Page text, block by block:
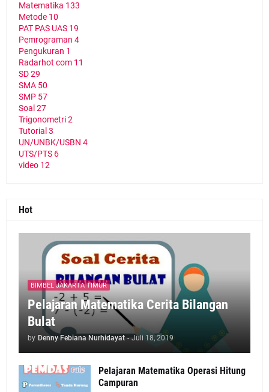
Matematika 133
Metode 10
PAT PAS UAS 19
Pemrograman 4
Pengukuran 1
Radarhot com 11
SD29
SMA 50
SMP 57
Soal 27
Trigonometri2
Tutorial 3
UN/UNBK/USBN 4
UTS/PTS 6
video 12
Hot
BIMBEL JAKARTA TIMUR
Pelajaran Matematika Cerita Bilangan
Bulat
by Denny Febiana Nurhidayat - Juli 18, 2019
Pelajaran Matematika Operasi Hitung
Campuran